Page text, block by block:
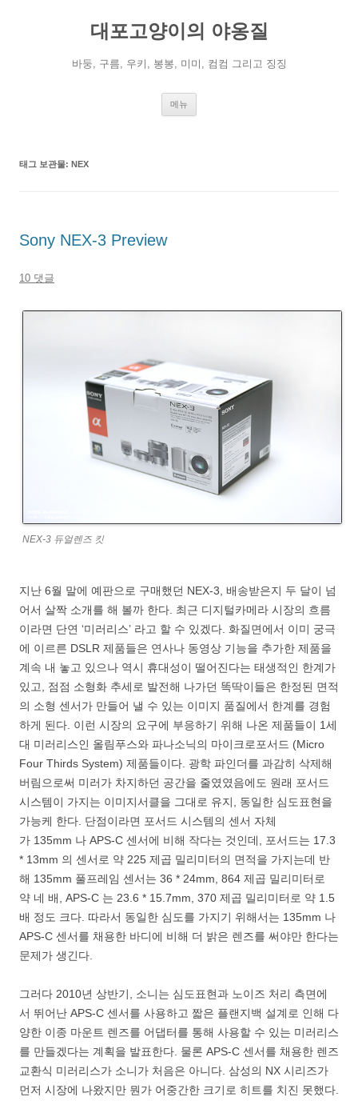
대포고양이의 야옹질
바둥, 구름, 우키, 봉봉, 미미, 컴컴 그리고 징징
메뉴
태그 보관물: NEX
Sony NEX-3 Preview
10 댓글
NEX-3 듀얼렌즈 킷
지난 6월 말에 예판으로 구매했던 NEX-3, 배송받은지 두 달이 넘
어서 살짝 소개를 해 볼까 한다. 최근 디지털카메라 시장의 흐름
이라면 단연 ‘미러리스’ 라고 할 수 있겠다. 화질면에서 이미 궁극
에 이르른 DSLR 제품들은 연사나 동영상 기능을 추가한 제품을
계속 내 놓고 있으나 역시 휴대성이 떨어진다는 태생적인 한계가
있고, 점점 소형화 추세로 발전해 나가던 똑딱이들은 한정된 면적
의 소형 센서가 만들어 낼 수 있는 이미지 품질에서 한계를 경험
하게 된다. 이런 시장의 요구에 부응하기 위해 나온 제품들이 1세
대 미러리스인 올림푸스와 파나소닉의 마이크로포서드 (Micro
Four Thirds System) 제품들이다. 광학 파인더를 과감히 삭제해
버림으로써 미러가 차지하던 공간을 줄였였음에도 원래 포서드
시스템이 가지는 이미지서클을 그대로 유지, 동일한 심도표현을
가능케 한다. 단점이라면 포서드 시스템의 센서 자체
가 135mm 나 APS-C 센서에 비해 작다는 것인데, 포서드는 17.3
* 13mm 의 센서로 약 225 제곱 밀리미터의 면적을 가지는데 반
해 135mm 풀프레임 센서는 36 * 24mm, 864 제곱 밀리미터로
약 네 배, APS-C 는 23.6 * 15.7mm, 370 제곱 밀리미터로 약 1.5
배 정도 크다. 따라서 동일한 심도를 가지기 위해서는 135mm 나
APS-C 센서를 채용한 바디에 비해 더 밝은 렌즈를 써야만 한다는
문제가 생긴다.
그러다 2010년 상반기, 소니는 심도표현과 노이즈 처리 측면에
서 뛰어난 APS-C 센서를 사용하고 짧은 플랜지백 설계로 인해 다
양한 이종 마운트 렌즈를 어댑터를 통해 사용할 수 있는 미러리스
를 만들겠다는 계획을 발표한다. 물론 APS-C 센서를 채용한 렌즈
교환식 미러리스가 소니가 처음은 아니다. 삼성의 NX 시리즈가
먼저 시장에 나왔지만 뭔가 어중간한 크기로 히트를 치진 못했다.